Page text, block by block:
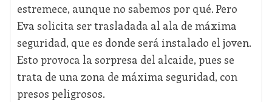
estremece, aunque no sabemos por qué. Pero
Eva solicita ser trasladada al ala de máxima
seguridad, que es donde será instalado el joven.
Esto provoca la sorpresa del alcaide, pues se
trata de una zona de máxima seguridad, con
presos peligrosos.